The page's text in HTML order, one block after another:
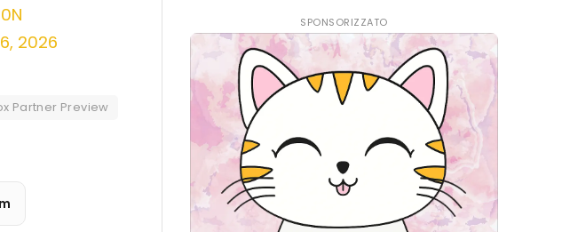
2026
Partner Preview
SPONSORIZZATO